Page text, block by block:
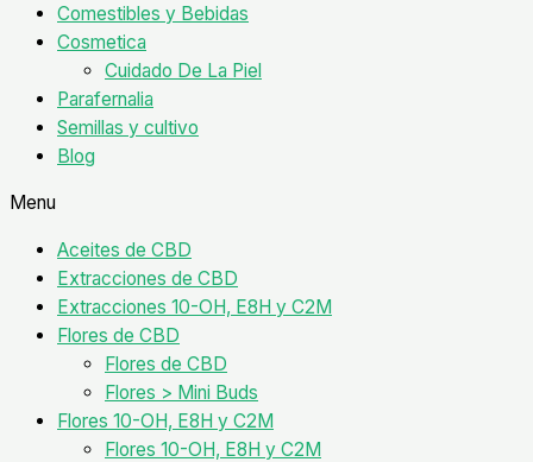
Comestibles y Bebidas
Cosmetica
Cuidado De La Piel
Parafernalia
Semillas y cultivo
Blog
Menu
Aceites de CBD
Extracciones de CBD
Extracciones 10-OH, E8H y C2M
Flores de CBD
Flores de CBD
Flores > Mini Buds
Flores 10-OH, E8H y C2M
Flores 10-OH, E8H y C2M